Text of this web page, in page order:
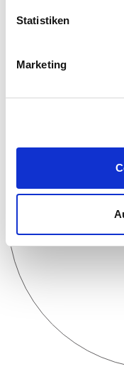
Statistiken
Marketing